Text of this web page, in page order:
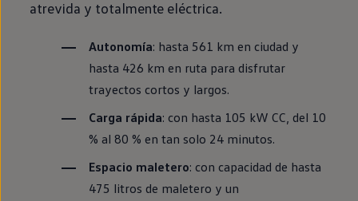
atrevida y totalmente eléctrica.
Autonomía: hasta 561 km en ciudad y
hasta 426 km en ruta para disfrutar
trayectos cortos y largos.
Carga rápida: con hasta 105 kW CC, del 10
% al 80 % en tan solo 24 minutos.
Espacio maletero: con capacidad de hasta
475 litros de maletero y un